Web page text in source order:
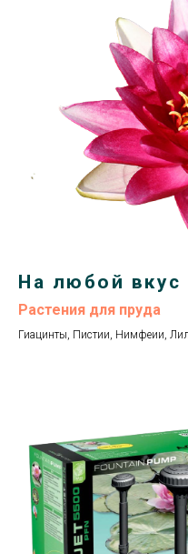
На любой вкус
Растения для пруда
Гиацинты, Пистии, Нимфеии,